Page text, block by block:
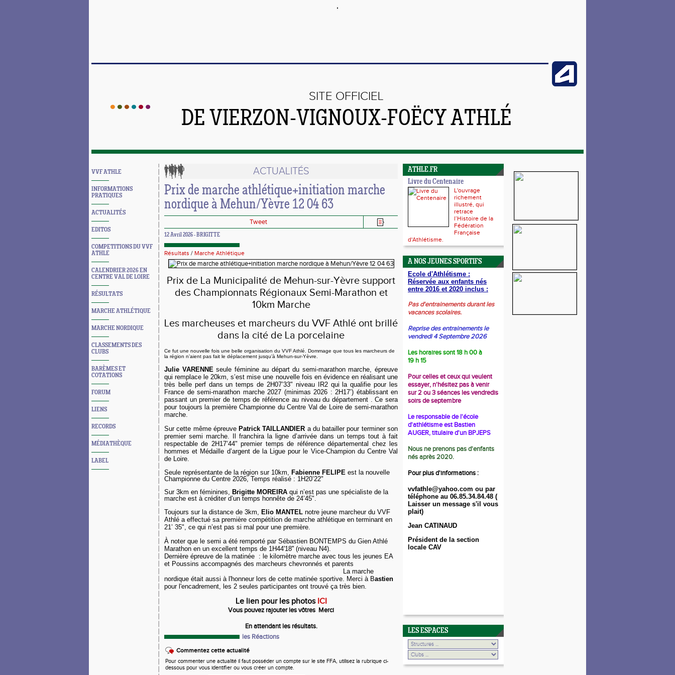
SITE OFFICIEL
DE VIERZON-VIGNOUX-FOËCY ATHLÉ
VVF ATHLE
INFORMATIONS
PRATIQUES
ACTUALITÉS
EDITOS
COMPETITIONS DU VVF
ATHLE
CALENDRIER 2026 EN
CENTRE VAL DE LOIRE
RÉSULTATS
MARCHE ATHLÉTIQUE
MARCHE NORDIQUE
CLASSEMENTS DES
CLUBS
BARÈMES ET
COTATIONS
FORUM
LIENS
RECORDS
MÉDIATHÈQUE
LABEL
ACTUALITÉS
Prix de marche athlétique+initiation marche
nordique à Mehun/Yèvre 12 04 63
Tweet
12 Avril 2026 - BRIGITTE
Résultats / Marche Athlétique
Prix de La Municipalité de Mehun-sur-Yèvre support
des Championnats Régionaux Semi-Marathon et
10km Marche
Les marcheuses et marcheurs du VVF Athlé ont brillé
dans la cité de La porcelaine
Ce fut une nouvelle fois une belle organisation du VVF Athlé. Dommage que tous les marcheurs de
la région n’aient pas fait le déplacement jusqu’à Mehun-sur-Yèvre.
Julie VARENNEseule féminine au départ du semi-marathon marche, épreuve
qui remplace le 20km, s’est mise une nouvelle fois en évidence en réalisant une
très belle perf dans un temps de 2H07’33" niveau IR2 qui la qualifie pour les
France de semi-marathon marche 2027 (minimas 2026 : 2H17’) établissant en
passant un premier de temps de référence au niveau du département . Ce sera
pour toujours la première Championne du Centre Val de Loire de semi-marathon
marche.
Sur cette même épreuve Patrick TAILLANDIER a du batailler pour terminer son
premier semi marche. Il franchira la ligne d’arrivée dans un temps tout à fait
respectable de 2H17’44" premier temps de référence départemental chez les
hommes et Médaille d’argent de la Ligue pour le Vice-Champion du Centre Val
de Loire.
Seule représentante de la région sur 10km, Fabienne FELIPE est la nouvelle
Championne du Centre 2026, Temps réalisé : 1H20’22"
Sur 3km en féminines, Brigitte MOREIRA qui n’est pas une spécialiste de la
marche est à créditer d’un temps honnête de 24’45".
Toujours sur la distance de 3km, Elio MANTEL notre jeune marcheur du VVF
Athlé a effectué sa première compétition de marche athlétique en terminant en
21’ 35", ce qui n’est pas si mal pour une première.
À noter que le semi a été remporté par Sébastien BONTEMPS du Gien Athlé
Marathon en un excellent temps de 1H44'18'' (niveau N4).
Dernière épreuve de la matinée : le kilomètre marche avec tous les jeunes EA
et Poussins accompagnés des marcheurs chevronnés et parents
La marche
nordique était aussi à l'honneur lors de cette matinée sportive. Merci à Bastien
pour l'encadrement, les 2 seules participantes ont trouvé ça très bien.
Le lien pour les photos ICI
Vous pouvez rajouter les vôtres Merci
En attendant les résultats.
les Réactions
Commentez cette actualité
Pour commenter une actualité il faut posséder un compte sur le site FFA, utilisez la rubrique ci-
dessous pour vous identifier ou vous créer un compte.
ATHLE.FR
Livre du Centenaire
L'ouvrage
richement
illustré, qui
retrace
l’Histoire de la
Fédération
Française
d'Athlétisme.
A NOS JEUNES SPORTIFS
Ecole d'Athlétisme :
Réservée aux enfants nés
entre 2016 et 2020 inclus :
Pas d'entrainements durant les
vacances scolaires.
Reprise des entrainements le
vendredi 4 Septembre 2026
Les horaires sont 18 h 00 à
19 h 15
Pour celles et ceux qui veulent
essayer, n'hésitez pas à venir
sur 2 ou 3 séances les vendredis
soirs de septembre
Le responsable de l'école
d'athlétisme est Bastien
AUGER, titulaire d'un BPJEPS
Nous ne prenons pas d'enfants
nés après 2020.
Pour plus d'informations :
vvfathle@yahoo.com ou par
téléphone au 06.85.34.84.48 (
Laisser un message s'il vous
plait)
Jean CATINAUD
Président de la section
locale CAV
LES ESPACES